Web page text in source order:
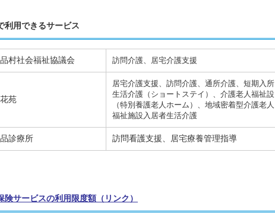
利用できるサービス
村社会福祉協議会 訪問介護、居宅介護支援
苑
居宅介護支援、訪問介護、通所介護、短期入所
生活介護（ショートステイ）、介護老人福祉設
（特別養護老人ホーム）、地域密着型介護老人
福祉施設入居者生活介護
診療所 訪問看護支援、居宅療養管理指導
険サービスの利用限度額（リンク）